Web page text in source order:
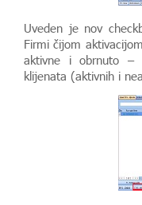
Uveden je nov
Firmi čijom
aktivne i obrnuto
klijenata (aktivnih i